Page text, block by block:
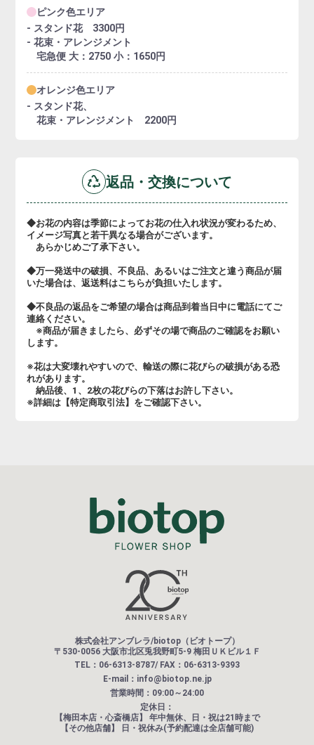
ピンク色エリア
- スタンド花 3300円
- 花束・アレンジメント
宅急便 大：2750 小：1650円
オレンジ色エリア
- スタンド花、
花束・アレンジメント 2200円
返品・交換について
◆お花の内容は季節によってお花の仕入れ状況が変わるため、
イメージ写真と若干異なる場合がございます。
あらかじめご了承下さい。
◆万一発送中の破損、不良品、あるいはご注文と違う商品が届
いた場合は、返送料はこちらが負担いたします。
◆不良品の返品をご希望の場合は商品到着当日中に電話にてご
連絡ください。
※商品が届きましたら、必ずその場で商品のご確認をお願い
します。
※花は大変壊れやすいので、輸送の際に花びらの破損がある恐
れがあります。
納品後、1、2枚の花びらの下落はお許し下さい。
※詳細は【特定商取引法】をご確認下さい。
株式会社アンブレラ/biotop（ビオトープ）
〒530-0056 大阪市北区兎我野町5-9 梅田ＵＫビル１Ｆ
TEL：06-6313-8787/ FAX：06-6313-9393
E-mail：info@biotop.ne.jp
営業時間：09:00～24:00
定休日：
【梅田本店・心斎橋店】 年中無休、日・祝は21時まで
【その他店舗】
日・祝休み(予約配達は全店舗可能)